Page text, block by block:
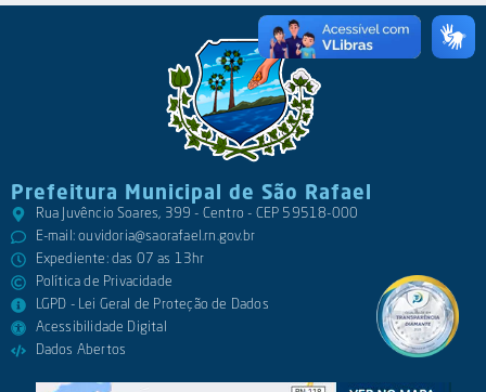
Prefeitura Municipal de São Rafael
Rua Juvêncio Soares, 399 - Centro - CEP 59518-000
E-mail:ouvidoria@saorafael.rn.gov.br
Expediente: das 07 as 13hr
Política de Privacidade
LGPD - Lei Geral de Proteção de Dados
Acessibilidade Digital
Dados Abertos